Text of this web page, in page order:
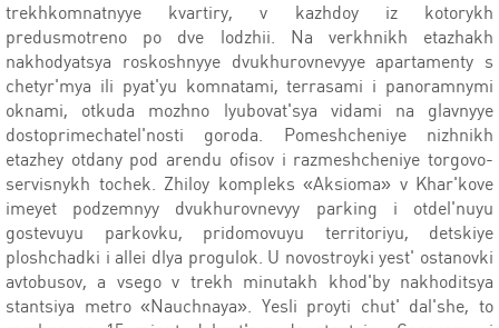
trekhkomnatnyye kvartiry, v kazhdoy iz kotorykh
predusmotreno po dve lodzhii. Na verkhnikh etazhakh
nakhodyatsya roskoshnyye dvukhurovnevyye apartamenty s
chetyr'mya ili pyat'yu komnatami, terrasami i panoramnymi
oknami, otkuda mozhno lyubovat'sya vidami na glavnyye
dostoprimechatel'nosti goroda. Pomeshcheniye nizhnikh
etazhey otdany pod arendu ofisov i razmeshcheniye torgovo-
servisnykh tochek. Zhiloy kompleks «Aksioma» v Khar'kove
imeyet podzemnyy dvukhurovnevyy parking i otdel'nuyu
gostevuyu parkovku, pridomovuyu territoriyu, detskiye
ploshchadki i allei dlya progulok. U novostroyki yest' ostanovki
avtobusov, a vsego v trekh minutakh khod'by nakhoditsya
stantsiya metro «Nauchnaya». Yesli proyti chut' dal'she, to